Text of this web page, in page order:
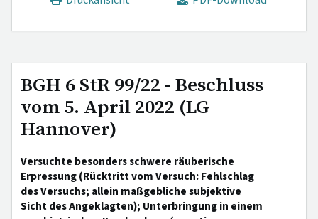
BGH 6 StR 99/22 - Beschluss
vom 5. April 2022 (LG
Hannover)
Versuchte besonders schwere räuberische
Erpressung (Rücktritt vom Versuch: Fehlschlag
des Versuchs; allein maßgebliche subjektive
Sicht des Angeklagten); Unterbringung in einem